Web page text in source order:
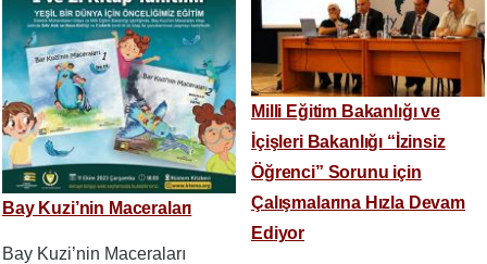
Bay Kuzi’nin Maceraları
Bay Kuzi’nin Maceraları
Milli Eğitim Bakanlığı ve
İçişleri Bakanlığı “İzinsiz
Öğrenci” Sorunu için
Çalışmalarına Hızla Devam
Ediyor